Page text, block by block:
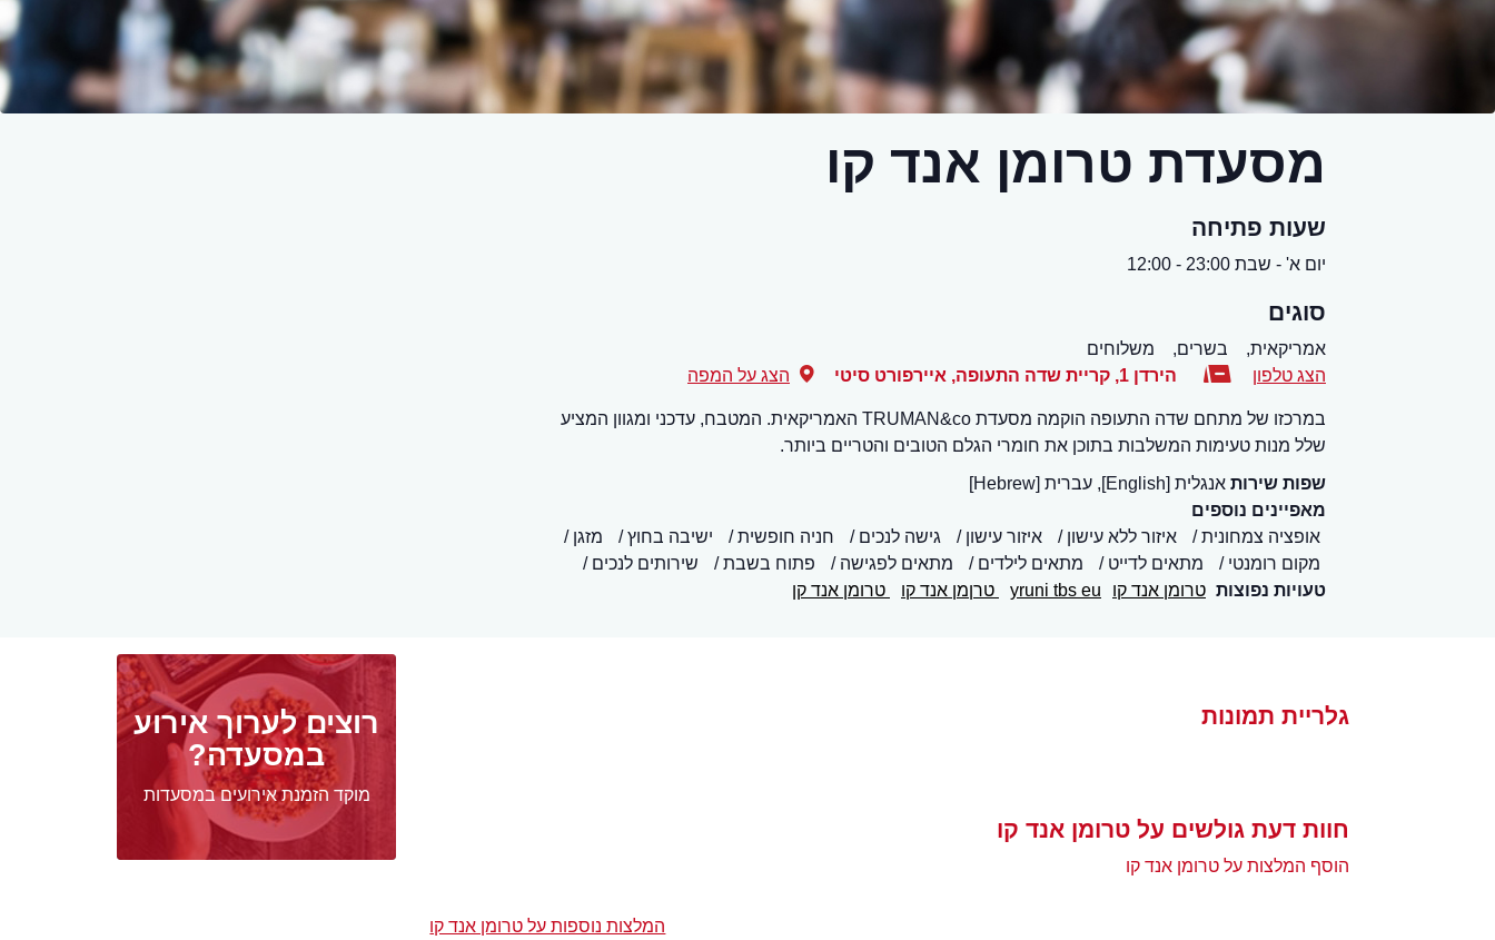
מסעדת טרומן אנד קו
שעות פתיחה
יום א' - שבת 23:00 - 12:00
סוגים
אמריקאית, בשרים,
משלוחים
הצג טלפון
הירדן 1, קריית שדה התעופה , איירפורט סיטי הצג על המפה
במרכזו של מתחם שדה התעופה הוקמה מסעדת TRUMAN&co האמריקאית. המטבח, עדכני ומגוון המציע
שלל מנות טעימות המשלבות בתוכן את חומרי הגלם הטובים והטריים ביותר.
שפות שירות אנגלית [English], עברית [Hebrew]
מאפיינים נוספים
אופציה צמחונית
איזור ללא עישון איזור עישון גישה לנכים חניה חופשית ישיבה בחוץ
מזגן
מקום רומנטי
מתאים לדייט מתאים לילדים מתאים לפגישה פתוח בשבת
שירותים לנכים
טעויות נפוצות טרומן אנד קו yruni tbs eu טרןמן אנד קו טרומן אנד קן
גלריית תמונות
חוות דעת גולשים על טרומן אנד קו
הוסף המלצות על טרומן אנד קו
המלצות נוספות על טרומן אנד קו
רוצים לערוך אירוע
במסעדה?
מוקד הזמנת אירועים במסעדות